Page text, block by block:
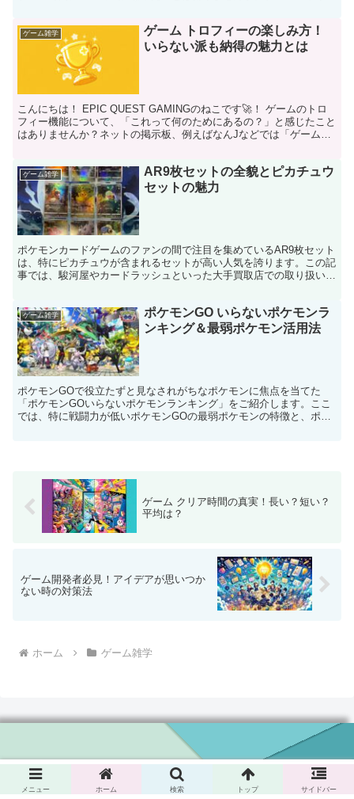
ゲーム雑学
ゲーム トロフィーの楽しみ方！
いらない派も納得の魅力とは
こんにちは！ EPIC QUEST GAMINGのねこです🚀！ ゲームのトロ
フィー機能について、「これって何のためにあるの？」と感じたこと
はありませんか？ネットの掲示板、例えばなんJなどでは「ゲームの
ゲーム雑学
AR9枚セットの全貌とピカチュウ
セットの魅力
ポケモンカードゲームのファンの間で注目を集めているAR9枚セット
は、特にピカチュウが含まれるセットが高い人気を誇ります。この記
事では、駿河屋やカードラッシュといった大手買取店での取り扱い、
ゲーム雑学
ポケモンGO いらないポケモンラ
ンキング＆最弱ポケモン活用法
ポケモンGOで役立たずと見なされがちなポケモンに焦点を当てた
「ポケモンGOいらないポケモンランキング」をご紹介します。ここ
では、特に戦闘力が低いポケモンGOの最弱ポケモンの特徴と、ポケ
ゲーム クリア時間の真実！長い？短い？
平均は？
ゲーム開発者必見！アイデアが思いつか
ない時の対策法
ホーム ゲーム雑学
EPIC QUEST GAMING - ゲーム・アプリ
© 2024 EPIC QUEST GAMING - ゲーム・アプリ.
メニュー ホーム 検索 トップ サイドバー